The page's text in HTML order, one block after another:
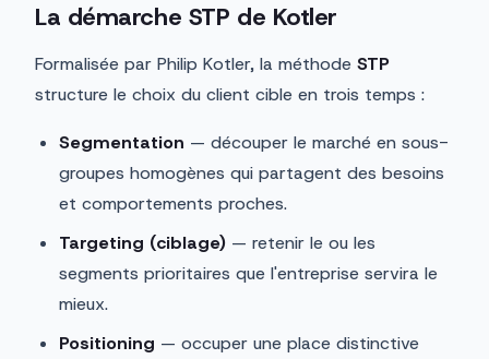
La démarche STP de Kotler
Formalisée par Philip Kotler, la méthode STP
structure le choix du client cible en trois temps :
Segmentation — découper le marché en sous-
groupes homogènes qui partagent des besoins
et comportements proches.
Targeting (ciblage) — retenir le ou les
segments prioritaires que l'entreprise servira le
mieux.
Positioning — occuper une place distinctive